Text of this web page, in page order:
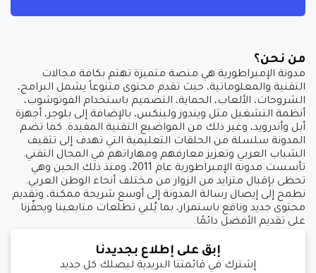
من نحن؟
مدونة الإمبراطورية هي منصة متميزة تهتم بكافة مجالات
التقنية والمعلوماتية، حيث تقدم محتوى متنوعاً يشمل البرامج،
الشروحات، الألعاب، الحماية، التصميم باستخدام الفوتوشوب،
أنظمة التشغيل مثل ويندوز ولينكس، بالإضافة إلى بلوجر، أجهزة
أبل وأندرويد، وغير ذلك من المواضيع التقنية المفيدة. كما تضم
المدونة سلسلة من الحلقات التعليمية التي تهدف إلى تثقيف
الشباب العربي وتعزيز معارفهم ومهاراتهم في المجال التقني.
تأسست مدونة الإمبراطورية عام 2011، ومنذ ذلك الحين وهي
تحظى بإقبال متزايد من الزوار من مختلف أنحاء الوطن العربي.
نطمح إلى إيصال رسالة المدونة إلى أوسع شريحة ممكنة، وتقديم
محتوى جديد ونافع باستمرار، بما يُلبي تطلعات متابعينا ويحفّزنا
على تقديم الأفضل دائمًا.
إبق على إطلاع بجديدنا
إشترك في قائمتنا البريدية ليصلك كل جديد